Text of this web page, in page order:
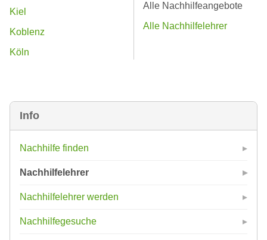
Info
Nachhilfe finden
Nachhilfelehrer
Nachhilfelehrer werden
Nachhilfegesuche
Kiel
Koblenz
Köln
Alle Nachhilfeangebote
Alle Nachhilfelehrer